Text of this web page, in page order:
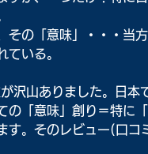
その「意味」・・・当
ている。
沢山ありました。日本
「意味」創り＝特に
す。そのレビュー(口コ